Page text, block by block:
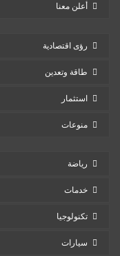
أعلن معنا
رؤى اقتصادية
طاقة وتعدين
استثمار
منوعات
رياضة
خدمات
تكنولوجيا
سيارات